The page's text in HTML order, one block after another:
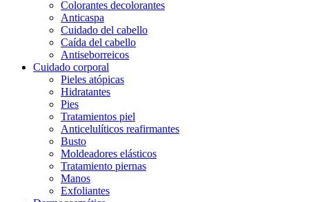
Colorantes decolorantes
Anticaspa
Cuidado del cabello
Caída del cabello
Antiseborreicos
Cuidado corporal
Pieles atópicas
Hidratantes
Pies
Tratamientos piel
Anticelulíticos reafirmantes
Busto
Moldeadores elásticos
Tratamiento piernas
Manos
Exfoliantes